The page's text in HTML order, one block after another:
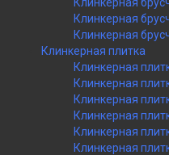
Клинкерная
Клинкерная
Клинкерная плитка
Клинкерная
Клинкерная
Клинкерная
Клинкерная
Клинкерная
Клинкерная